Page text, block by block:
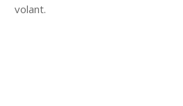
volant.